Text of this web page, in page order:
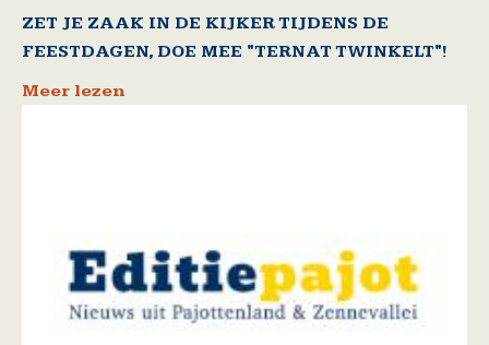
ZET JE ZAAK IN DE KIJKER TIJDENS DE
FEESTDAGEN, DOE MEE "TERNAT TWINKELT"!
Meer lezen